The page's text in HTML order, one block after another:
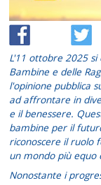
L'11 ottobre 2025
Bambine e delle
l'opinione pubblica
ad affrontare in
e il benessere.
bambine per il
riconoscere il ruolo
un mondo più equo
Nonostante i